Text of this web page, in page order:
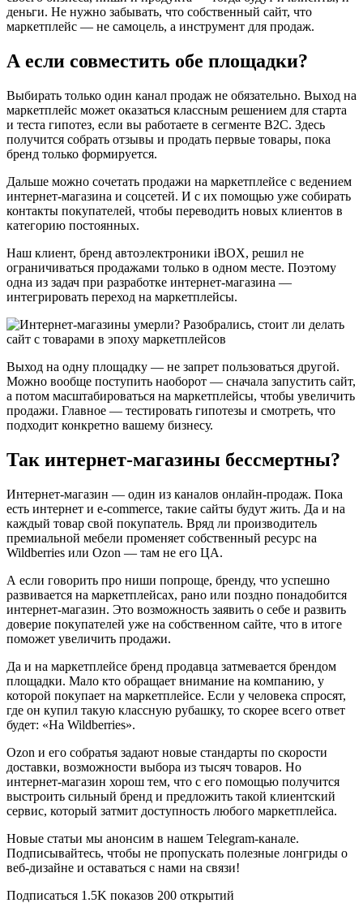
деньги. Не нужно забывать, что собственный сайт, что
маркетплейс — не самоцель, а инструмент для продаж.
А если совместить обе площадки?
Выбирать только один канал продаж не обязательно. Выход на
маркетплейс может оказаться классным решением для старта
и теста гипотез, если вы работаете в сегменте B2C. Здесь
получится собрать отзывы и продать первые товары, пока
бренд только формируется.
Дальше можно сочетать продажи на маркетплейсе с ведением
интернет-магазина и соцсетей. И с их помощью уже собирать
контакты покупателей, чтобы переводить новых клиентов в
категорию постоянных.
Наш клиент, бренд автоэлектроники iBOX, решил не
ограничиваться продажами только в одном месте. Поэтому
одна из задач при разработке интернет-магазина —
интегрировать переход на маркетплейсы.
Выход на одну площадку — не запрет пользоваться другой.
Можно вообще поступить наоборот — сначала запустить сайт,
а потом масштабироваться на маркетплейсы, чтобы увеличить
продажи. Главное — тестировать гипотезы и смотреть, что
подходит конкретно вашему бизнесу.
Так интернет-магазины бессмертны?
Интернет-магазин — один из каналов онлайн-продаж. Пока
есть интернет и e-commerce, такие сайты будут жить. Да и на
каждый товар свой покупатель. Вряд ли производитель
премиальной мебели променяет собственный ресурс на
Wildberries или Ozon — там не его ЦА.
А если говорить про ниши попроще, бренду, что успешно
развивается на маркетплейсах, рано или поздно понадобится
интернет-магазин. Это возможность заявить о себе и развить
доверие покупателей уже на собственном сайте, что в итоге
поможет увеличить продажи.
Да и на маркетплейсе бренд продавца затмевается брендом
площадки. Мало кто обращает внимание на компанию, у
которой покупает на маркетплейсе. Если у человека спросят,
где он купил такую классную рубашку, то скорее всего ответ
будет: «‎На Wildberries».
Ozon и его собратья задают новые стандарты по скорости
доставки, возможности выбора из тысяч товаров. Но
интернет-магазин хорош тем, что с его помощью получится
выстроить сильный бренд и предложить такой клиентский
сервис, который затмит доступность любого маркетплейса.
Новые статьи мы анонсим в нашем Telegram-канале.
Подписывайтесь, чтобы не пропускать полезные лонгриды о
веб-дизайне и оставаться с нами на связи!
Подписаться 1.5K показов 200 открытий